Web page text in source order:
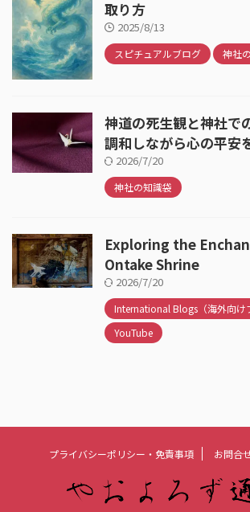
取り方
2025/8/13
スピチュアルブログ 神社
神道の死生観と神社で
調和しながら心の平安
2026/7/20
神社の知識袋
Exploring the
Ontake Shrine
2026/7/20
International Blogs（海外向け
YouTube
プライバシーポリシー・免責事項 お問合